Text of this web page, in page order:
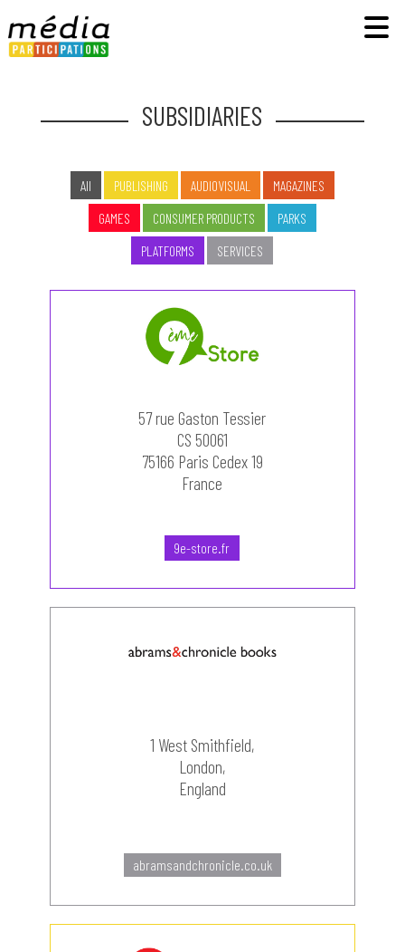
SUBSIDIARIES
All PUBLISHING AUDIOVISUAL
MAGAZINES
GAMES
CONSUMER PRODUCTS
PARKS
PLATFORMS
SERVICES
57 rue Gaston Tessier
CS 50061
75166 Paris Cedex 19
France
9e-store.fr
1 West Smithfield,
London,
England
abramsandchronicle.co.uk